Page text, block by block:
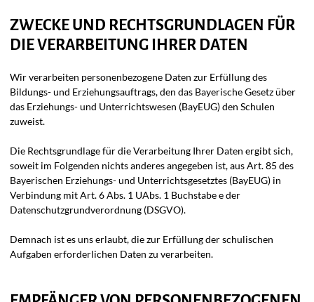
ZWECKE UND RECHTSGRUNDLAGEN FÜR
DIE VERARBEITUNG IHRER DATEN
Wir verarbeiten personenbezogene Daten zur Erfüllung des
Bildungs- und Erziehungsauftrags, den das Bayerische Gesetz über
das Erziehungs- und Unterrichtswesen (BayEUG) den Schulen
zuweist.
Die Rechtsgrundlage für die Verarbeitung Ihrer Daten ergibt sich,
soweit im Folgenden nichts anderes angegeben ist, aus Art. 85 des
Bayerischen Erziehungs- und Unterrichtsgesetztes (BayEUG) in
Verbindung mit Art. 6 Abs. 1 UAbs. 1 Buchstabe e der
Datenschutzgrundverordnung (DSGVO).
Demnach ist es uns erlaubt, die zur Erfüllung der schulischen
Aufgaben erforderlichen Daten zu verarbeiten.